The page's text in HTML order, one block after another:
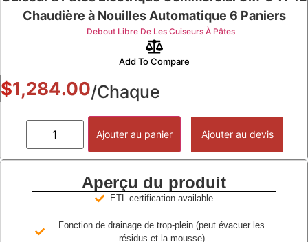
Chaudière à Nouilles Automatique 6 Paniers
Debout Libre De Les Cuiseurs À Pâtes
Add To Compare
$1,284.00/Chaque
Ajouter au panier Ajouter au devis
Aperçu du produit
ETL certification available
Fonction de drainage de trop-plein (peut évacuer les
résidus et la mousse)